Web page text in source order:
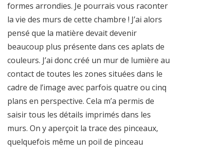
formes arrondies. Je pourrais vous raconter
la vie des murs de cette chambre ! J’ai alors
pensé que la matière devait devenir
beaucoup plus présente dans ces aplats de
couleurs. J’ai donc créé un mur de lumière au
contact de toutes les zones situées dans le
cadre de l’image avec parfois quatre ou cinq
plans en perspective. Cela m’a permis de
saisir tous les détails imprimés dans les
murs. On y aperçoit la trace des pinceaux,
quelquefois même un poil de pinceau